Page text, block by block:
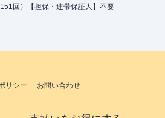
回）【担保・連帯保証人】不要
リシー お問い合わせ